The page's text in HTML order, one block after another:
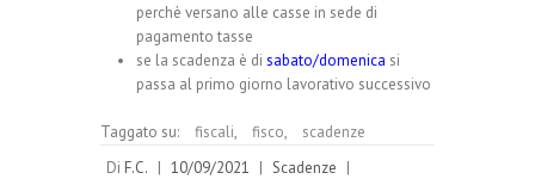
perchè versano alle casse in sede di
pagamento tasse
se la scadenza è di sabato/domenica si
passa al primo giorno lavorativo successivo
Taggato su: fiscali, fisco,
scadenze
Di F.C. | 10/09/2021 | Scadenze |